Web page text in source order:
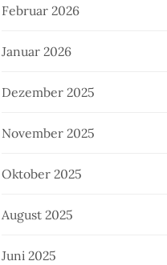
Februar 2026
Januar 2026
Dezember 2025
November 2025
Oktober 2025
August 2025
Juni 2025